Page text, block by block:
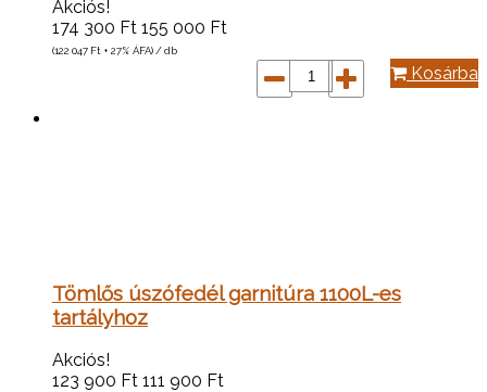
Akciós!
174 300 Ft 155 000 Ft
(122 047 Ft + 27% ÁFA) / db
Kosárba
Tömlős úszófedél garnitúra 1100L-es
tartályhoz
Akciós!
123 900 Ft 111 900 Ft